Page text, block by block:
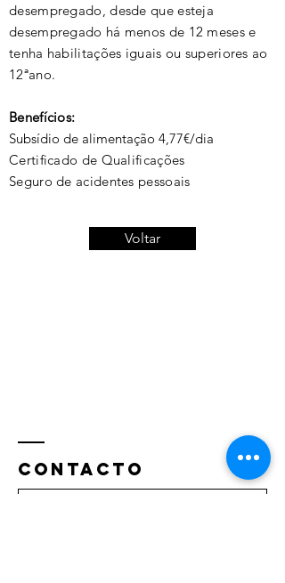
desempregado, desde que esteja
desempregado há menos de 12 meses e
tenha habilitações iguais ou superiores ao
12ªano.
Benefícios:
Subsídio de alimentação 4,77€/dia
Certificado de Qualificações
Seguro de acidentes pessoais
Voltar
CONTACTO